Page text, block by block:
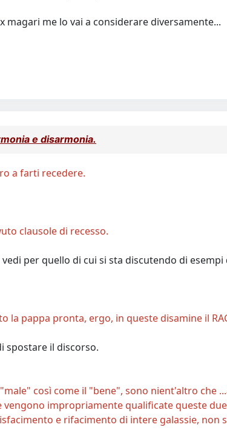
magari me lo vai a considerare diversamente...
e disarmonia.
a farti recedere.
clausole di recesso.
per quello di cui si sta discutendo di
la pappa pronta, ergo, in queste disamine il
spostare il discorso.
così come il "bene", sono nient'altro che
impropriamente qualificate queste
e rifacimento di intere galassie, non